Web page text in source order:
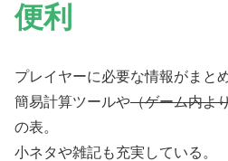
便利
プレイヤーに必要な情報がまと
簡易計算ツールや（ゲーム内よ
の表。
小ネタや雑記も充実している。